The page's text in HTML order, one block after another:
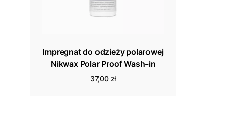
Impregnat do odzieży polarowej
Nikwax Polar Proof Wash-in
37,00 zł